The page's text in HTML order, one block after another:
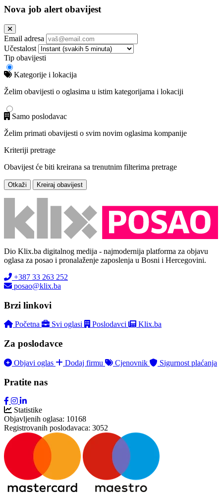
Nova job alert obavijest
Email adresa
Učestalost
Tip obavijesti
Kategorije i lokacija
Želim obavijesti o oglasima u istim kategorijama i lokaciji
Samo poslodavac
Želim primati obavijesti o svim novim oglasima kompanije
Kriteriji pretrage
Obavijest će biti kreirana sa trenutnim filterima pretrage
Otkaži Kreiraj obavijest
Dio Klix.ba digitalnog medija - najmodernija platforma za objavu
oglasa za posao i pronalaženje zaposlenja u Bosni i Hercegovini.
+387 33 263 252
posao@klix.ba
Brzi linkovi
Početna Svi oglasi Poslodavci Klix.ba
Za poslodavce
Objavi oglas Dodaj firmu Cjenovnik Sigurnost plaćanja
Pratite nas
Statistike
Objavljenih oglasa: 10168
Registrovanih poslodavaca: 3052